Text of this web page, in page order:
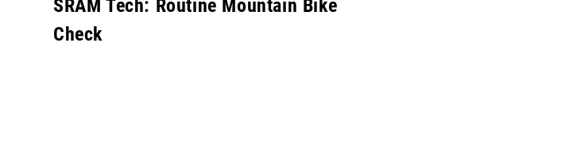
SRAM Tech: Routine Mountain Bike
Check